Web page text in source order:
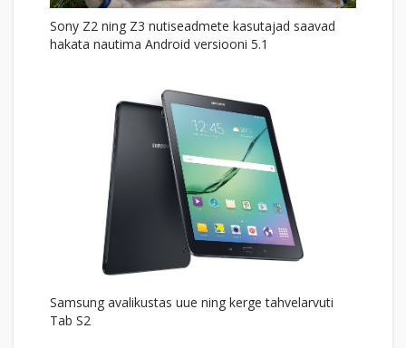
Sony Z2 ning Z3 nutiseadmete kasutajad saavad
hakata nautima Android versiooni 5.1
Samsung avalikustas uue ning kerge tahvelarvuti
Tab S2